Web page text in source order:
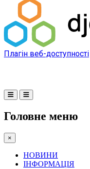
Плагін веб-доступності
Головне меню
×
НОВИНИ
ІНФОРМАЦІЯ